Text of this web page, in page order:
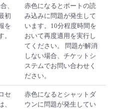
、
初
を
。
赤色になるとポートの読
み込みに問題が発生して
います。10分程度時間を
おいて再度適用を実行し
てください。 問題が解消
しない場合、チケットシ
ステムでお問い合わせく
ださい。
セ
、
赤色になるとシャットダ
ウンに問題が発生してい